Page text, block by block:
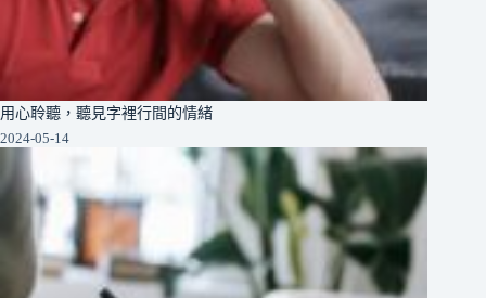
用心聆聽，聽見字裡行間的情緒
2024-05-14